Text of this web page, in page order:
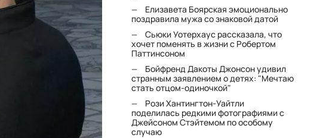
Елизавета Боярская эмоционально
поздравила мужа со знаковой датой
Сьюки Уотерхаус рассказала, что
хочет поменять в жизни с Робертом
Паттинсоном
Бойфренд Дакоты Джонсон удивил
странным заявлением о детях: "Мечтаю
стать отцом-одиночкой"
Рози Хантингтон-Уайтли
поделилась редкими фотографиями с
Джейсоном Стэйтемом по особому
случаю